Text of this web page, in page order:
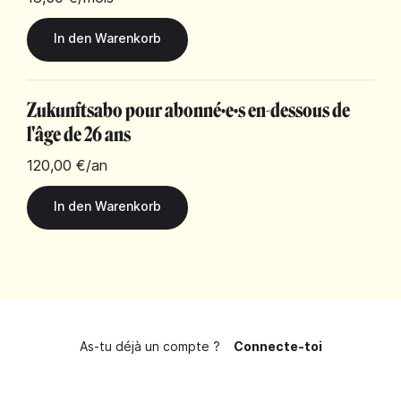
Zukunftsabo pour abonné·e·s en-dessous de
l'âge de 26 ans
120,00 €/an
As-tu déjà un compte ? Connecte-toi